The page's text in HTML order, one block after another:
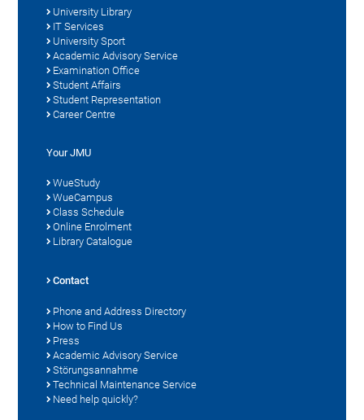
University Library
IT Services
University Sport
Academic Advisory Service
Examination Office
Student Affairs
Student Representation
Career Centre
Your JMU
WueStudy
WueCampus
Class Schedule
Online Enrolment
Library Catalogue
Contact
Phone and Address Directory
How to Find Us
Press
Academic Advisory Service
Störungsannahme
Technical Maintenance Service
Need help quickly?